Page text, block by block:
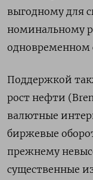
выгодному для
номинальному
одновременном
Поддержкой
рост нефти
валютные
биржевые
прежнему
существенные